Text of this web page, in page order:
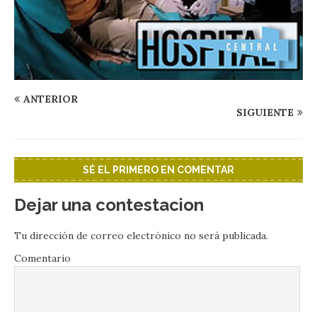
ANTERIOR
SIGUIENTE
SÉ EL PRIMERO EN COMENTAR
Dejar una contestacion
Tu dirección de correo electrónico no será publicada.
Comentario